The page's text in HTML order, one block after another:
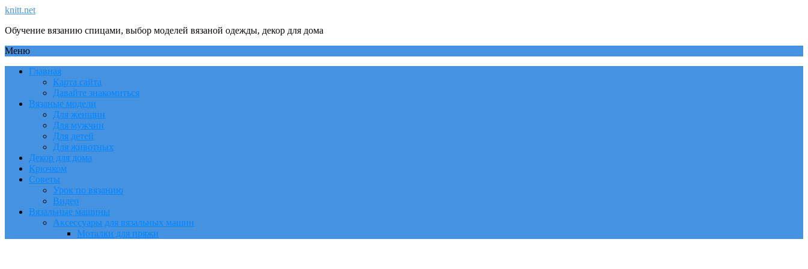
knitt.net
Обучение вязанию спицами, выбор моделей вязаной одежды, декор для дома
Меню
Главная
Карта сайта
Давайте знакомиться
Вязаные модели
Для женщин
Для мужчин
Для детей
Для животных
Декор для дома
Крючком
Советы
Урок по вязанию
Видео
Вязальные машины
Аксессуары для вязальных машин
Моталки для пряжи